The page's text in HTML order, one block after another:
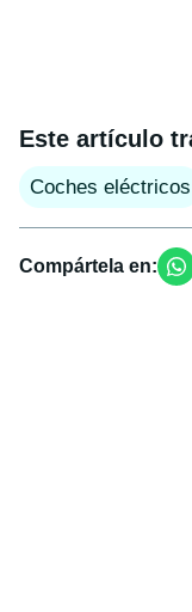
Este artículo
Coches eléctricos
Compártela en: